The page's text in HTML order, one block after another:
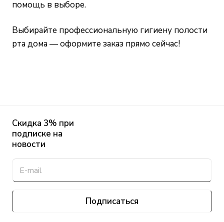
помощь в выборе.
Выбирайте профессиональную гигиену полости
рта дома — оформите заказ прямо сейчас!
Скидка 3% при
подписке на
новости
Подписаться